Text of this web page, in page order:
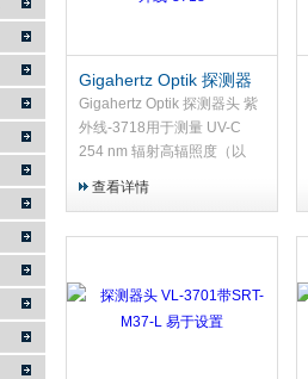
Gigahertz Optik 探测器
头 紫外线-3718
Gigahertz Optik 探测器头 紫
外线-3718用于测量 UV-C
254 nm 辐射高辐照度（以
查看详情